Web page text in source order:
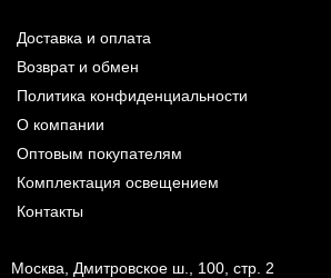
Доставка и оплата
Возврат и обмен
Политика конфиденциальности
О компании
Оптовым покупателям
Комплектация освещением
Контакты
Москва, Дмитровское ш., 100, стр. 2